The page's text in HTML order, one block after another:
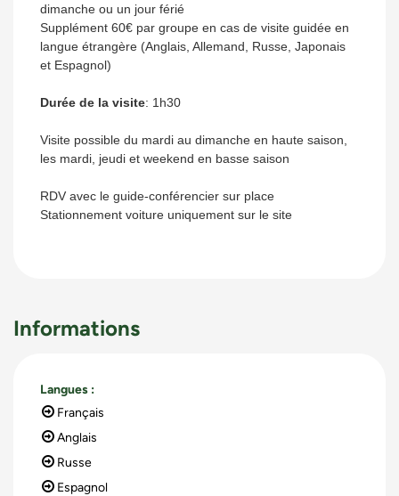
dimanche ou un jour férié
Supplément 60€ par groupe en cas de visite guidée en
langue étrangère (Anglais, Allemand, Russe, Japonais
et Espagnol)
Durée de la visite: 1h30
Visite possible du mardi au dimanche en haute saison,
les mardi, jeudi et weekend en basse saison
RDV avec le guide-conférencier sur place
Stationnement voiture uniquement sur le site
Informations
Langues :
Français
Anglais
Russe
Espagnol